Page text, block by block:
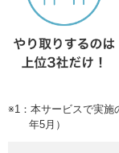
※1：本サービスで実施
年5月）